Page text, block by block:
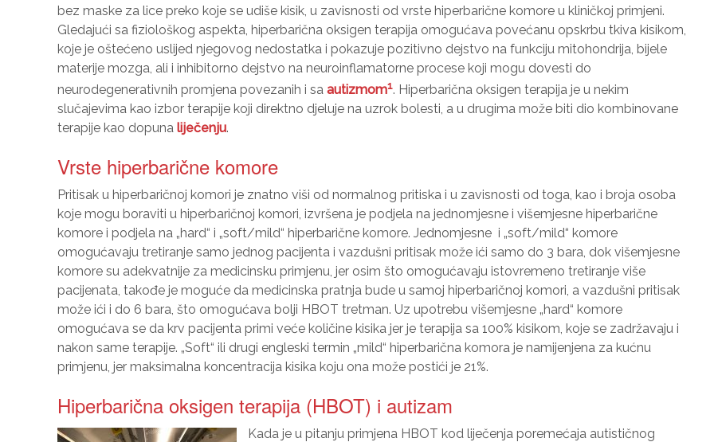
bez maske za lice preko koje se udiše kisik, u zavisnosti od vrste hiperbarične komore u kliničkoj primjeni.
Gledajući sa fiziološkog aspekta, hiperbarična oksigen terapija omogućava povećanu opskrbu tkiva kisikom,
koje je oštećeno uslijed njegovog nedostatka i pokazuje pozitivno dejstvo na funkciju mitohondrija, bijele
materije mozga, ali i inhibitorno dejstvo na neuroinflamatorne procese koji mogu dovesti do
neurodegenerativnih promjena povezanih i sa autizmom1. Hiperbarična oksigen terapija je u nekim
slučajevima kao izbor terapije koji direktno djeluje na uzrok bolesti, a u drugima može biti dio kombinovane
terapije kao dopuna liječenju.
Vrste hiperbarične komore
Pritisak u hiperbaričnoj komori je znatno viši od normalnog pritiska i u zavisnosti od toga, kao i broja osoba
koje mogu boraviti u hiperbaričnoj komori, izvršena je podjela na jednomjesne i višemjesne hiperbarične
komore i podjela na „hard“ i „soft/mild“ hiperbarične komore. Jednomjesne i „soft/mild“ komore
omogućavaju tretiranje samo jednog pacijenta i vazdušni pritisak može ići samo do 3 bara, dok višemjesne
komore su adekvatnije za medicinsku primjenu, jer osim što omogućavaju istovremeno tretiranje više
pacijenata, takođe je moguće da medicinska pratnja bude u samoj hiperbaričnoj komori, a vazdušni pritisak
može ići i do 6 bara, što omogućava bolji HBOT tretman. Uz upotrebu višemjesne „hard“ komore
omogućava se da krv pacijenta primi veće količine kisika jer je terapija sa 100% kisikom, koje se zadržavaju i
nakon same terapije. „Soft“ ili drugi engleski termin „mild“ hiperbarična komora je namijenjena za kućnu
primjenu, jer maksimalna koncentracija kisika koju ona može postići je 21%.
Hiperbarična oksigen terapija (HBOT) i autizam
Kada je u pitanju primjena HBOT kod liječenja poremećaja autističnog
Statistika
Kako bismo
poboljšali
funkcionalnost
i strukturu
web stranice,
na osnovu
Iskustvo
Kako bi
naša
web
stranica
radila što
bolje
tokom
Vaše
kolačiće,